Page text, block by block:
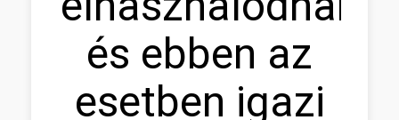
és ebben az
esetben igazi